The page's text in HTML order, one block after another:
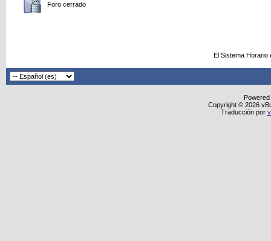
Foro cerrado
El Sistema
Copyright © 2026
Traducción por